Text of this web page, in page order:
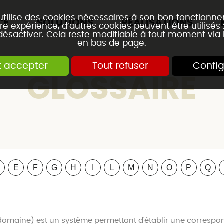
des cookies nécessaires à son bon
expérience, d’autres cookies peuvent être utilisés
Cela reste modifiable à tout moment
en bas de page.
accepter Tout refuser
SOLUTIONS RÉALISATIONS
GLOSSAIRE
E F G H L M N O P Q
est un système permettant d'établir une